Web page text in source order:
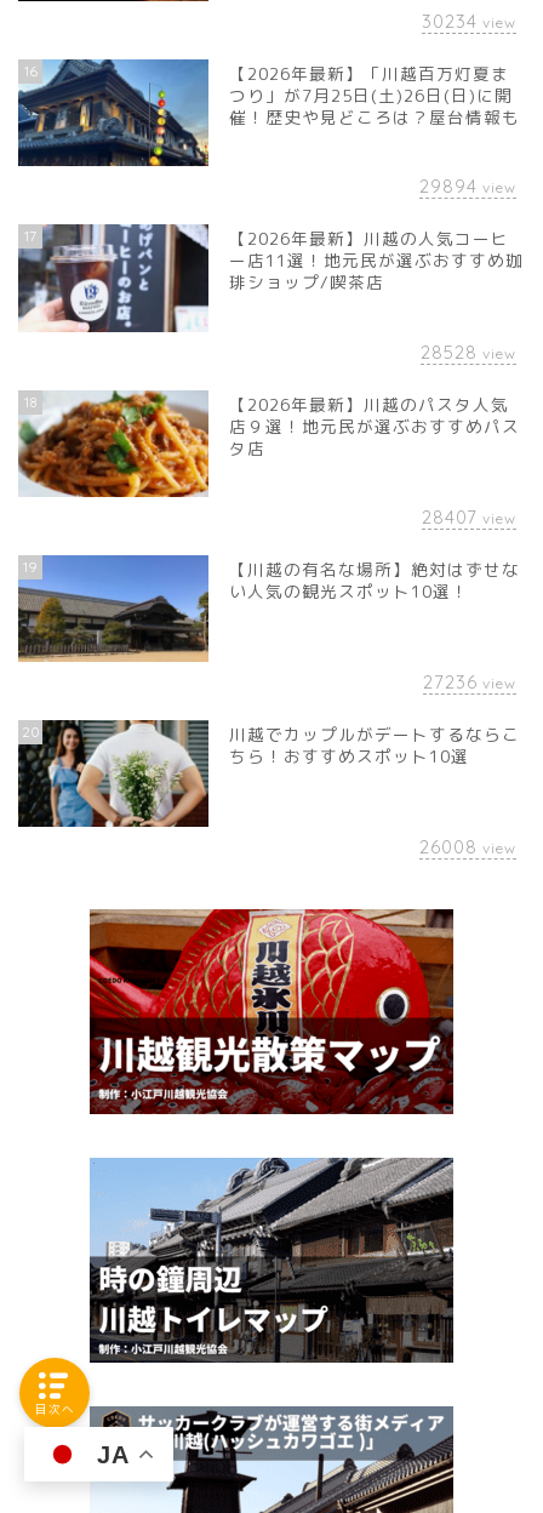
30234 view
16
【2026年最新】「川越百万灯夏ま
つり」が7月25日(土)26日(日)に開
催！歴史や見どころは？屋台情報も
29894 view
17
【2026年最新】川越の人気コーヒ
ー店11選！地元民が選ぶおすすめ珈
琲ショップ/喫茶店
28528 view
18
【2026年最新】川越のパスタ人気
店９選！地元民が選ぶおすすめパス
タ店
28407 view
19
【川越の有名な場所】絶対はずせな
い人気の観光スポット10選！
27236 view
20
川越でカップルがデートするならこ
ちら！おすすめスポット10選
26008 view
JA
目次へ